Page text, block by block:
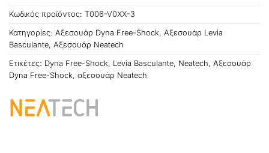
Κωδικός προϊόντος: T006-V0XX-3
Κατηγορίες: Αξεσουάρ Dyna Free-Shock, Αξεσουάρ Levia
Basculante, Αξεσουάρ Neatech
Ετικέτες: Dyna Free-Shock, Levia Basculante, Neatech, Αξεσουάρ
Dyna Free-Shock, αξεσουάρ Neatech